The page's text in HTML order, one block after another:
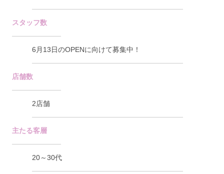
スタッフ数
6月13日のOPENに向けて募集中！
店舗数
2店舗
主たる客層
20～30代